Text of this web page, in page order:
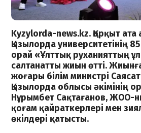
Kyzylorda-news.kz. Қорқыт
Қызылорда университетінің
орай «Ұлттық руханияттың
салтанатты жиын өтті.
жоғары білім министрі
Қызылорда облысы әкімінің
Нұрымбет Сақтағанов, ЖОО-
қоғам қайраткерлері мен
өкілдері қатысты.